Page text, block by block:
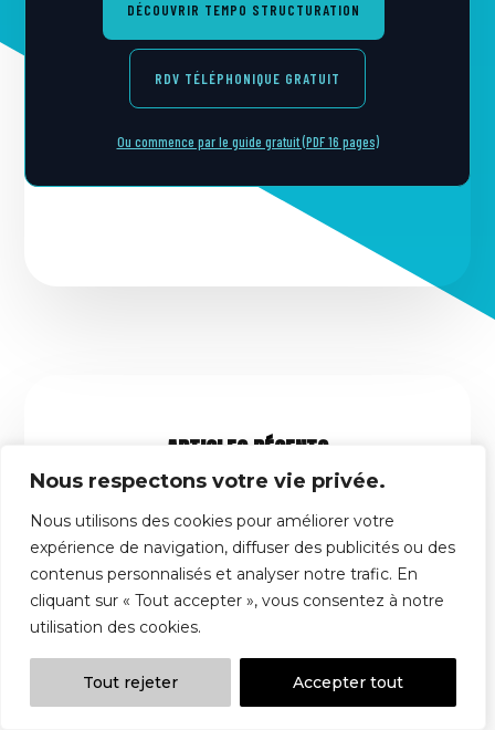
Nous respectons votre vie privée.
Nous utilisons des cookies pour améliorer votre
expérience de navigation, diffuser des publicités ou des
contenus personnalisés et analyser notre trafic. En
cliquant sur « Tout accepter », vous consentez à notre
utilisation des cookies.
Tout rejeter Accepter tout
DÉCOUVRIR TEMPO STRUCTURATION
RDV TÉLÉPHONIQUE GRATUIT
Ou commence par le guide gratuit (PDF 16 pages)
ARTICLES RÉCENTS